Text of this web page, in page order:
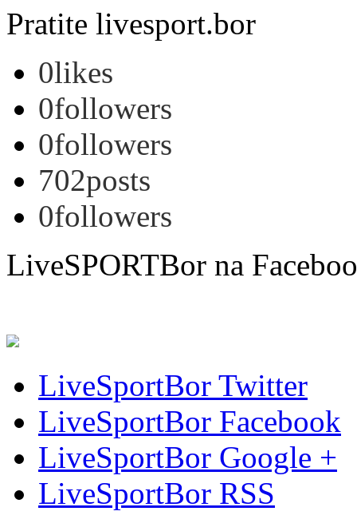
Pratite livesport.bor
0likes
0followers
0followers
702posts
0followers
LiveSPORTBor na
LiveSportBor Twitter
LiveSportBor Facebook
LiveSportBor Google +
LiveSportBor RSS